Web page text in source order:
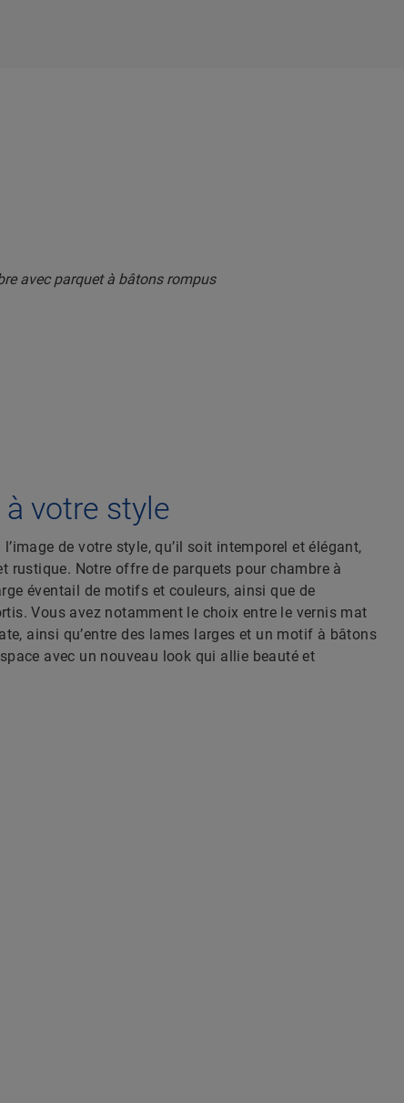
votre style
de votre style, qu’il soit intemporel et élégant,
rustique. Notre offre de parquets pour chambre à
éventail de motifs et couleurs, ainsi que de
Vous avez notamment le choix entre le vernis mat
ainsi qu’entre des lames larges et un motif à bâtons
avec un nouveau look qui allie beauté et